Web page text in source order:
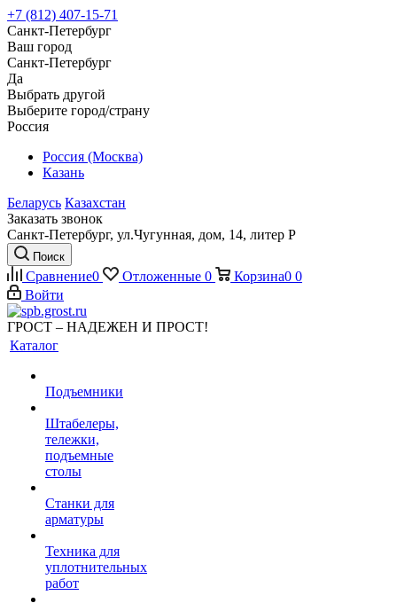
+7 (812) 407-15-71
Санкт-Петербург
Ваш город
Санкт-Петербург
Да
Выбрать другой
Выберите город/страну
Россия
Россия (Москва)
Казань
Беларусь Казахстан
Заказать звонок
Санкт-Петербург, ул.Чугунная, дом, 14, литер Р
Поиск
Сравнение0 Отложенные 0 Корзина0 0
Войти
ГРОСТ – НАДЕЖЕН И ПРОСТ!
Каталог
Подъемники
Штабелеры,
тележки,
подъемные
столы
Станки для
арматуры
Техника для
уплотнительных
работ